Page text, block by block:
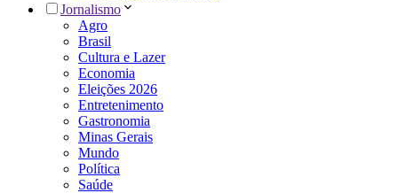
Jornalismo
Agro
Brasil
Cultura e Lazer
Economia
Eleições 2026
Entretenimento
Gastronomia
Minas Gerais
Mundo
Política
Saúde